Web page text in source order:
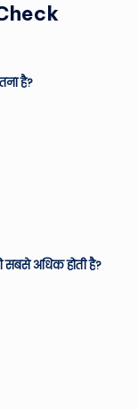
है?
अधिक होती है?